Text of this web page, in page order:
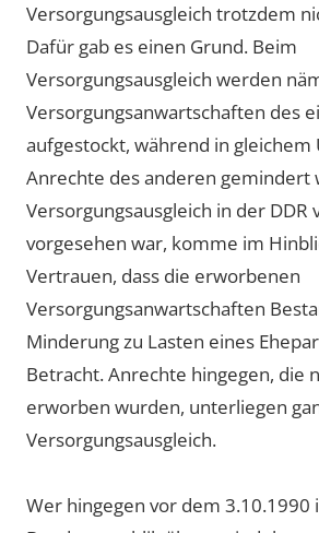
Versorgungsausgleich trotzdem
Dafür gab es einen Grund. Beim
Versorgungsausgleich werden
Versorgungsanwartschaften des
aufgestockt, während in gleichem
Anrechte des anderen gemindert
Versorgungsausgleich in der DDR
vorgesehen war, komme im
Vertrauen, dass die erworbenen
Versorgungsanwartschaften
Minderung zu Lasten eines
Betracht. Anrechte hingegen, die
erworben wurden, unterliegen
Versorgungsausgleich.
Wer hingegen vor dem 3.10.1990